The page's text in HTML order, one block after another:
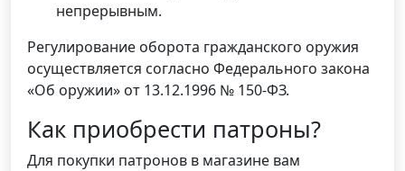
непрерывным.
Регулирование оборота гражданского оружия
осуществляется согласно Федерального закона
«Об оружии» от 13.12.1996 № 150-ФЗ.
Как приобрести патроны?
Для покупки патронов в магазине вам